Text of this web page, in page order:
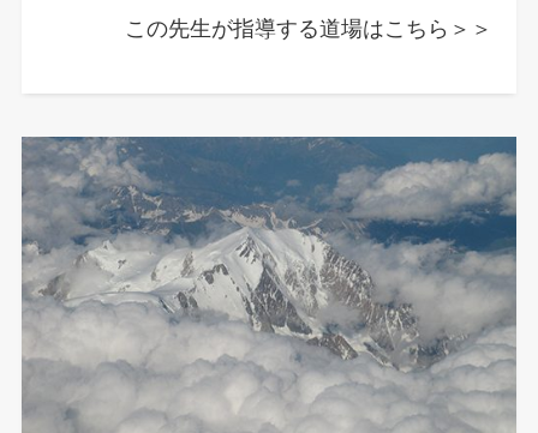
この先生が指導する道場はこちら＞＞